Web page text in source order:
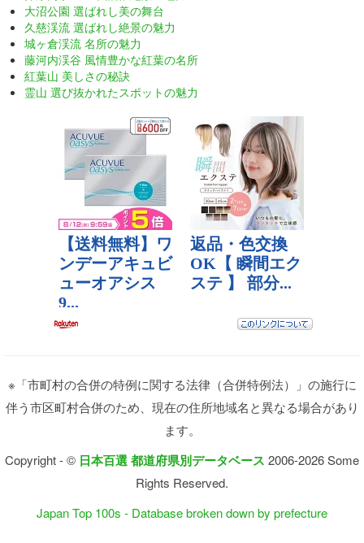
大沼公園 選ばれし美の舞台
久慈渓流 選ばれし絶景の魅力
城ヶ倉渓流 名所の魅力
藤河内渓谷 風情豊かな紅葉の名所
紅葉山 美しさの秘訣
霊山 選び抜かれたスポットの魅力
※「市町村の合併の特例に関する法律（合併特例法）」の施行に
伴う市区町村合併のため、現在の住所地域名と異なる場合があり
ます。
Copyright - © 日本百選 都道府県別データベース 2006-2026 Some
Rights Reserved.
Japan Top 100s - Database broken down by prefecture